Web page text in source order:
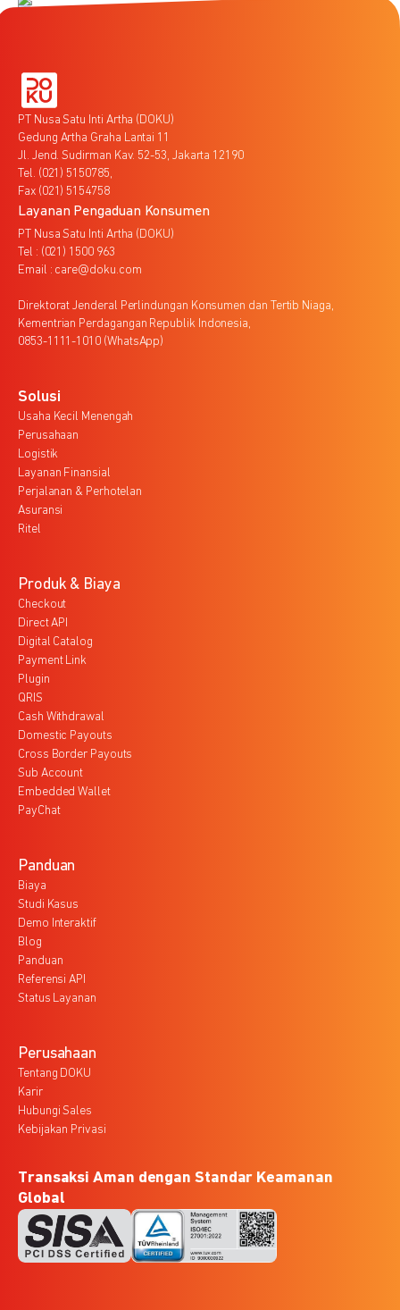
PT Nusa Satu Inti Artha (DOKU)
Gedung Artha Graha Lantai 11
Jl. Jend. Sudirman Kav. 52-53, Jakarta 12190
Tel. (021) 5150785,
Fax (021) 5154758
Layanan Pengaduan Konsumen
PT Nusa Satu Inti Artha (DOKU)
Tel : (021) 1500 963
Email : care@doku.com
Direktorat Jenderal Perlindungan Konsumen dan Tertib Niaga,
Kementrian Perdagangan Republik Indonesia,
0853-1111-1010 (WhatsApp)
Solusi
Usaha Kecil Menengah
Perusahaan
Logistik
Layanan Finansial
Perjalanan & Perhotelan
Asuransi
Ritel
Produk & Biaya
Checkout
Direct API
Digital Catalog
Payment Link
Plugin
QRIS
Cash Withdrawal
Domestic Payouts
Cross Border Payouts
Sub Account
Embedded Wallet
PayChat
Panduan
Biaya
Studi Kasus
Demo Interaktif
Blog
Panduan
Referensi API
Status Layanan
Perusahaan
Tentang DOKU
Karir
Hubungi Sales
Kebijakan Privasi
Transaksi Aman dengan Standar Keamanan
Global